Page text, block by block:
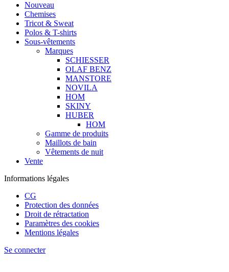
Nouveau
Chemises
Tricot & Sweat
Polos & T-shirts
Sous-vêtements
Marques
SCHIESSER
OLAF BENZ
MANSTORE
NOVILA
HOM
SKINY
HUBER
HOM
Gamme de produits
Maillots de bain
Vêtements de nuit
Vente
Informations légales
CG
Protection des données
Droit de rétractation
Paramètres des cookies
Mentions légales
Se connecter